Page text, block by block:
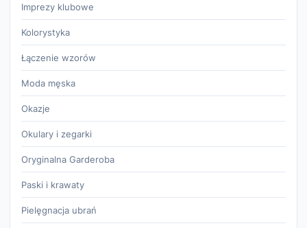
Imprezy klubowe
Kolorystyka
Łączenie wzorów
Moda męska
Okazje
Okulary i zegarki
Oryginalna Garderoba
Paski i krawaty
Pielęgnacja ubrań